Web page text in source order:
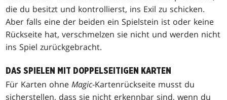
die du besitzt und kontrollierst, ins Exil zu schicken.
Aber falls eine der beiden ein Spielstein ist oder keine
Rückseite hat, verschmelzen sie nicht und werden nicht
ins Spiel zurückgebracht.
DAS SPIELEN MIT DOPPELSEITIGEN KARTEN
Für Karten ohneMagic-Kartenrückseite musst du
sicherstellen, dass sie nicht erkennbar sind, wenn du